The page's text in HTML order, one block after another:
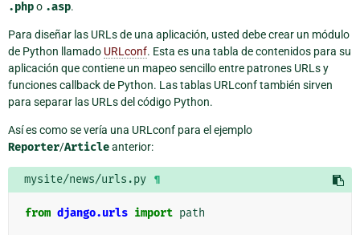
.phpo .asp.
Para diseñar las URLs de una aplicación, usted debe crear un módulo
de Python llamado URLconf. Esta es una tabla de contenidos para su
aplicación que contiene un mapeo sencillo entre patrones URLs y
funciones callback de Python. Las tablas URLconf también sirven
para separar las URLs del código Python.
Así es como se vería una URLconf para el ejemplo
Reporter/Articleanterior:
mysite/news/urls.py ¶
from django.urls import path